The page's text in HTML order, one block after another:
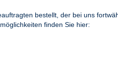
bestellt, der bei uns
finden Sie hier: